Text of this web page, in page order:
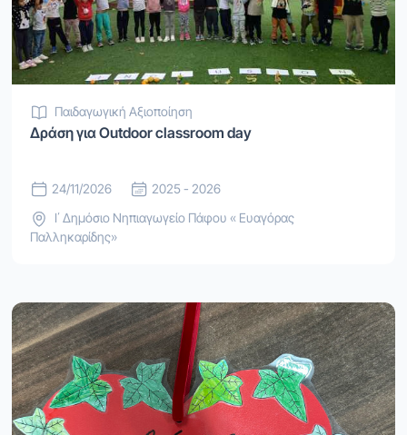
Παιδαγωγική Αξιοποίηση
Δράση για Outdoor classroom day
24/11/2026
2025 - 2026
Ι΄ Δημόσιο Νηπιαγωγείο Πάφου « Ευαγόρας
Παλληκαρίδης»